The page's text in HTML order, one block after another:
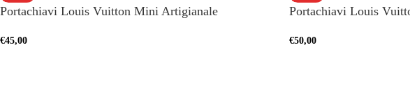
Portachiavi Louis Vuitton Mini Artigianale
€45,00
Portachiavi Louis
€50,00